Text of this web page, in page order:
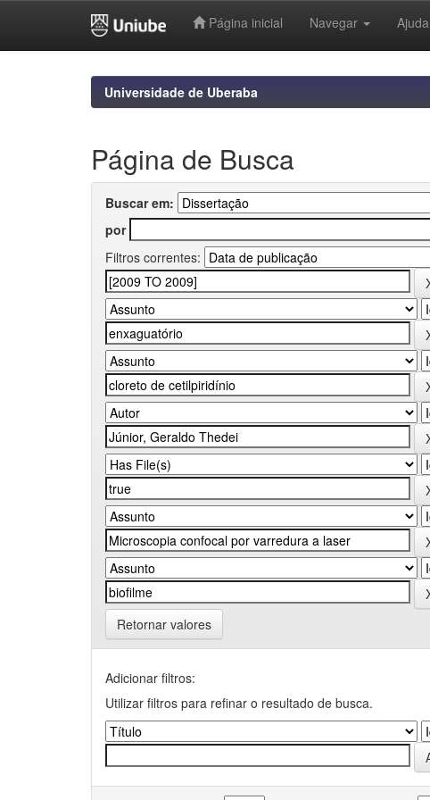
Página inicial Navegar Ajuda
Universidade de Uberaba
Página de Busca
Buscar em:
por
Filtros correntes:
Retornar valores
Adicionar filtros:
Utilizar filtros para refinar o resultado de busca.